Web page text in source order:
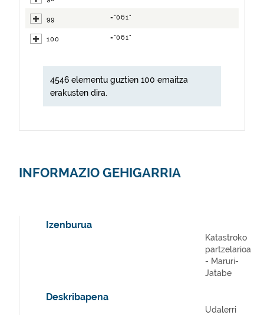
99 ="061"
100 ="061"
4546 elementu guztien 100 emaitza
erakusten dira.
INFORMAZIO GEHIGARRIA
Izenburua
Katastroko
partzelarioa
- Maruri-
Jatabe
Deskribapena
Udalerri